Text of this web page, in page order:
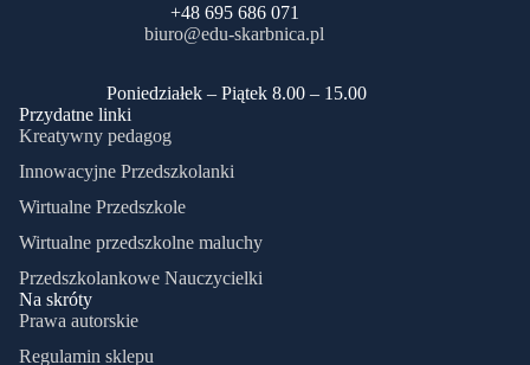
+48 695 686 071
biuro@edu-skarbnica.pl
​Poniedziałek – Piątek 8.00 – 15.00
Przydatne linki
Kreatywny pedagog
Innowacyjne Przedszkolanki
Wirtualne Przedszkole
Wirtualne przedszkolne maluchy
Przedszkolankowe Nauczycielki
Na skróty
Prawa autorskie
Regulamin sklepu